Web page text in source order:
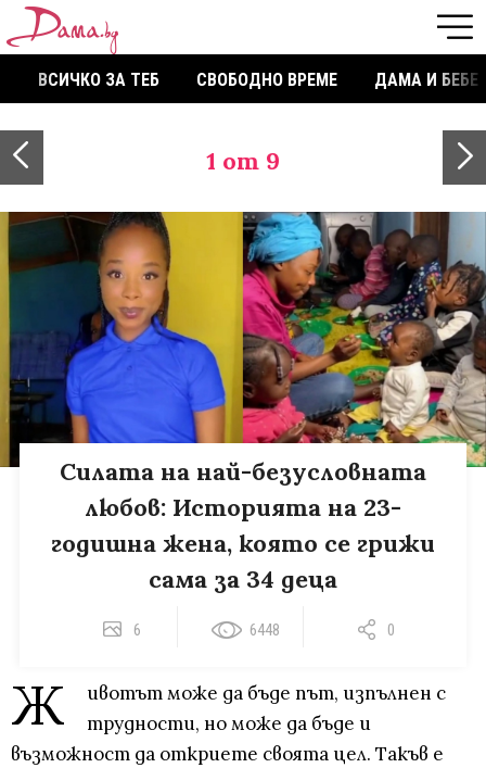
ВСИЧКО ЗА ТЕБ СВОБОДНО ВРЕМЕ ДАМА И БЕБЕ
1 от 9
Силата на най-безусловната
любов: Историята на 23-
годишна жена, която се грижи
сама за 34 деца
6 6448 0
Ж
ивотът може да бъде път, изпълнен с
трудности, но може да бъде и
възможност да откриете своята цел. Такъв е